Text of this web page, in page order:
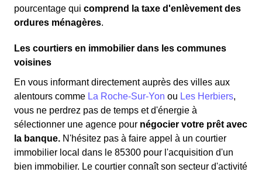
pourcentage qui comprend la taxe d'enlèvement des
ordures ménagères.
Les courtiers en immobilier dans les communes
voisines
En vous informant directement auprès des villes aux
alentours comme La Roche-Sur-Yon ou Les Herbiers,
vous ne perdrez pas de temps et d'énergie à
sélectionner une agence pour négocier votre prêt avec
la banque. N'hésitez pas à faire appel à un courtier
immobilier local dans le 85300 pour l'acquisition d'un
bien immobilier. Le courtier connaît son secteur d'activité